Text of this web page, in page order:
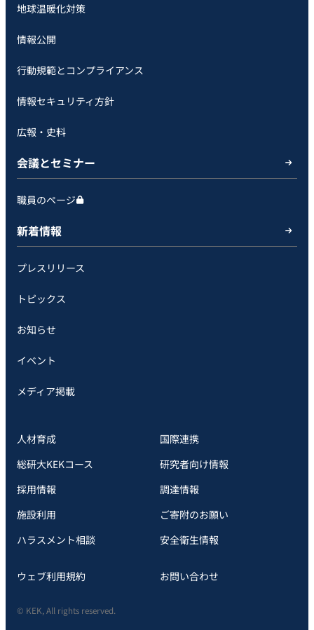
地球温暖化対策
情報公開
行動規範とコンプライアンス
情報セキュリティ方針
広報・史料
会議とセミナー
職員のページ
新着情報
プレスリリース
トピックス
お知らせ
イベント
メディア掲載
人材育成
国際連携
総研大KEKコース
研究者向け情報
採用情報
調達情報
施設利用
ご寄附のお願い
ハラスメント相談
安全衛⽣情報
ウェブ利用規約 お問い合わせ
© KEK, All rights reserved.